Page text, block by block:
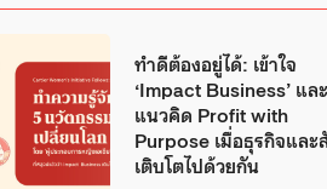
ทำดีต้องอยู่ได้: เข้าใจ
‘Impact Business’ และ
แนวคิด Profit with
Purpose เมื่อธุรกิจและ
เติบโตไปด้วยกัน